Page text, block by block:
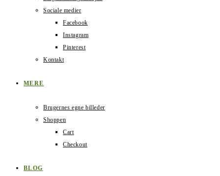
Sociale medier
Facebook
Instagram
Pinterest
Kontakt
MERE
Brugernes egne billeder
Shoppen
Cart
Checkout
BLOG